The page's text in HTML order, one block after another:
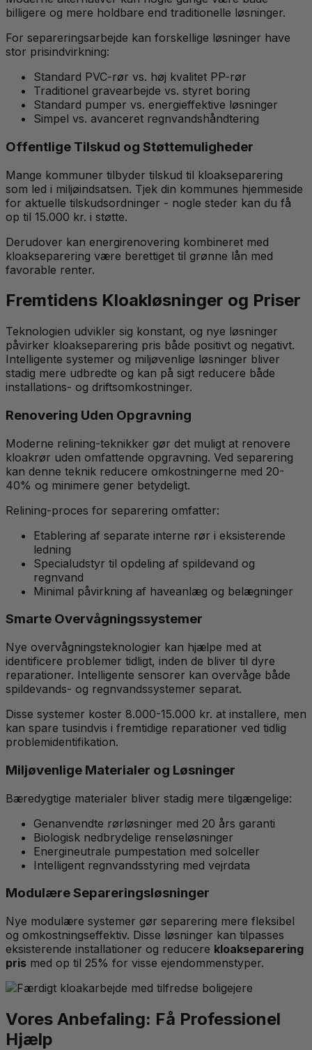
billigere og mere holdbare end traditionelle løsninger.
For separeringsarbejde kan forskellige løsninger have
stor prisindvirkning:
Standard PVC-rør vs. høj kvalitet PP-rør
Traditionel gravearbejde vs. styret boring
Standard pumper vs. energieffektive løsninger
Simpel vs. avanceret regnvandshåndtering
Offentlige Tilskud og Støttemuligheder
Mange kommuner tilbyder tilskud til kloakseparering
som led i miljøindsatsen. Tjek din kommunes hjemmeside
for aktuelle tilskudsordninger - nogle steder kan du få
op til 15.000 kr. i støtte.
Derudover kan energirenovering kombineret med
kloakseparering være berettiget til grønne lån med
favorable renter.
Fremtidens Kloakløsninger og Priser
Teknologien udvikler sig konstant, og nye løsninger
påvirker kloakseparering pris både positivt og negativt.
Intelligente systemer og miljøvenlige løsninger bliver
stadig mere udbredte og kan på sigt reducere både
installations- og driftsomkostninger.
Renovering Uden Opgravning
Moderne relining-teknikker gør det muligt at renovere
kloakrør uden omfattende opgravning. Ved separering
kan denne teknik reducere omkostningerne med 20-
40% og minimere gener betydeligt.
Relining-proces for separering omfatter:
Etablering af separate interne rør i eksisterende
ledning
Specialudstyr til opdeling af spildevand og
regnvand
Minimal påvirkning af haveanlæg og belægninger
Smarte Overvågningssystemer
Nye overvågningsteknologier kan hjælpe med at
identificere problemer tidligt, inden de bliver til dyre
reparationer. Intelligente sensorer kan overvåge både
spildevands- og regnvandssystemer separat.
Disse systemer koster 8.000-15.000 kr. at installere, men
kan spare tusindvis i fremtidige reparationer ved tidlig
problemidentifikation.
Miljøvenlige Materialer og Løsninger
Bæredygtige materialer bliver stadig mere tilgængelige:
Genanvendte rørløsninger med 20 års garanti
Biologisk nedbrydelige renseløsninger
Energineutrale pumpestation med solceller
Intelligent regnvandsstyring med vejrdata
Modulære Separeringsløsninger
Nye modulære systemer gør separering mere fleksibel
og omkostningseffektiv. Disse løsninger kan tilpasses
eksisterende installationer og reducere kloakseparering
pris med op til 25% for visse ejendommenstyper.
Vores Anbefaling: Få Professionel
Hjælp